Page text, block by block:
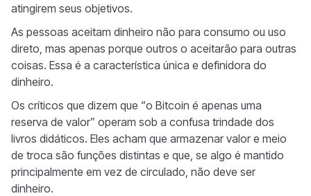
atingirem seus objetivos.
As pessoas aceitam dinheiro não para consumo ou uso
direto, mas apenas porque outros o aceitarão para outras
coisas. Essa é a característica única e definidora do
dinheiro.
Os críticos que dizem que “o Bitcoin é apenas uma
reserva de valor” operam sob a confusa trindade dos
livros didáticos. Eles acham que armazenar valor e meio
de troca são funções distintas e que, se algo é mantido
principalmente em vez de circulado, não deve ser
dinheiro.